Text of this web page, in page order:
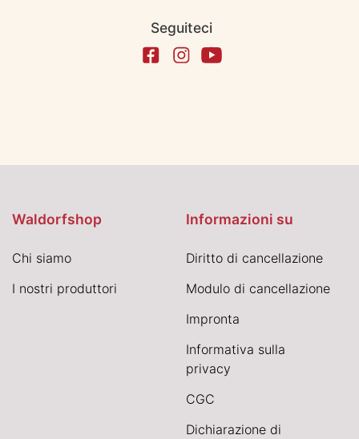
Seguiteci
Waldorfshop
Chi siamo
I nostri produttori
Informazioni su
Diritto di cancellazione
Modulo di cancellazione
Impronta
Informativa sulla
privacy
CGC
Dichiarazione di